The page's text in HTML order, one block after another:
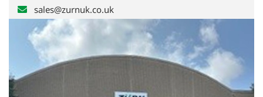
sales@zurnuk.co.uk